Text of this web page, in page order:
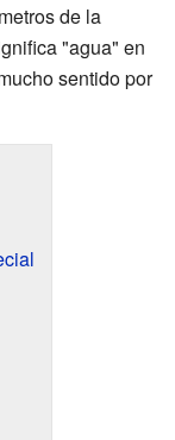
de la
"agua" en
sentido por